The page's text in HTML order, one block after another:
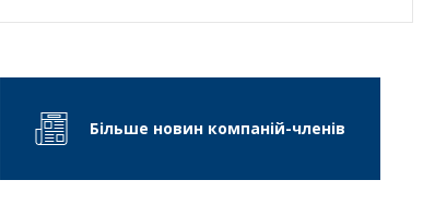
Більше новин компаній-членів